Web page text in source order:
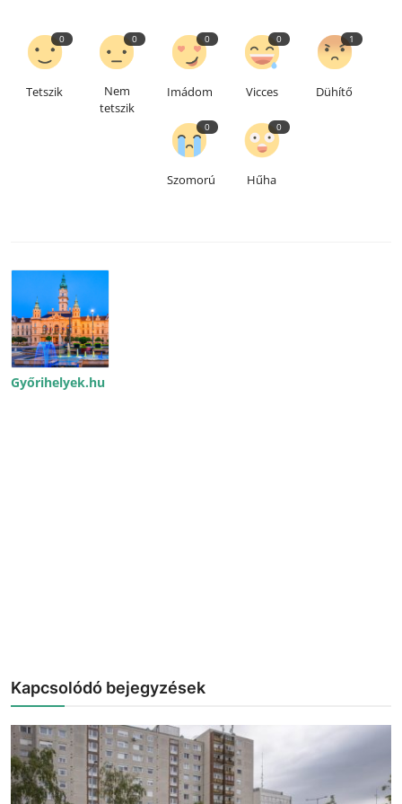
0
Tetszik
0
Nem
tetszik
0
Imádom
0
Vicces
1
Dühítő
0
Szomorú
0
Hűha
Győrihelyek.hu
Kapcsolódó bejegyzések